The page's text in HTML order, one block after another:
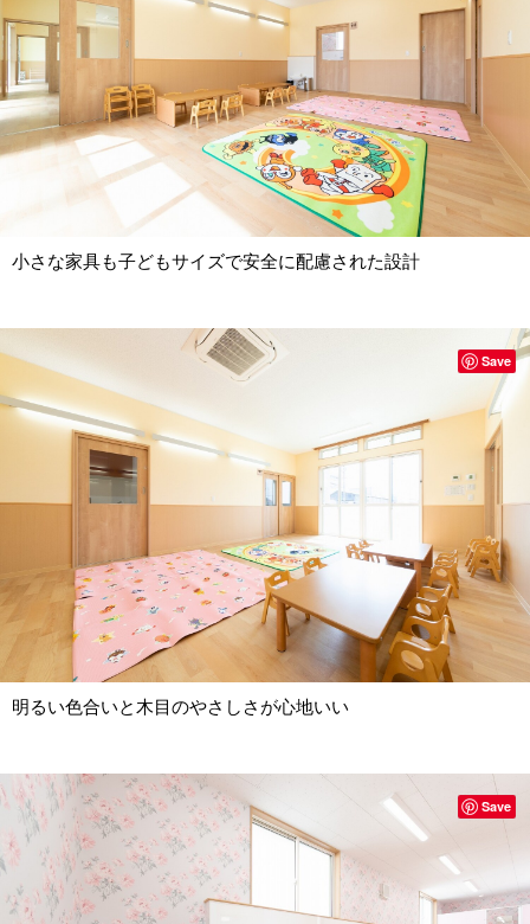
小さな家具も子どもサイズで安全に配慮された設計
明るい色合いと木目のやさしさが心地いい
Save
Save